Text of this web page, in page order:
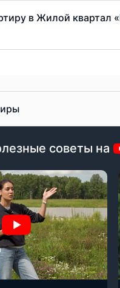
в Жилой квартал
советы на